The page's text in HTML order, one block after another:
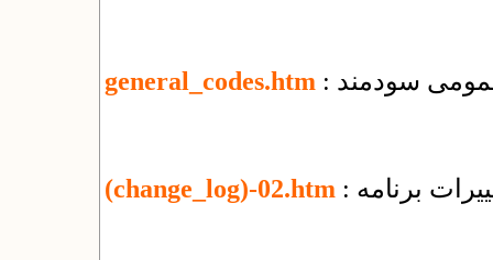
general_codes.htm سودمند
(change_log)-02.htm برنامه